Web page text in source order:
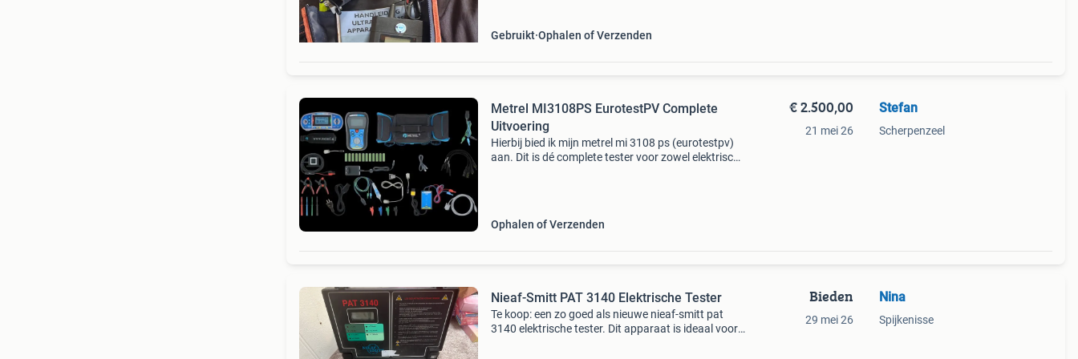
Gebruikt Ophalen of Verzenden
Metrel MI3108PS EurotestPV Complete
Uitvoering
Hierbij bied ik mijn metrel mi 3108 ps (eurotestpv)
aan. Dit is dé complete tester voor zowel elektrische
Ophalen of Verzenden
€ 2.500,00
21 mei 26
Stefan
Scherpenzeel
Nieaf-Smitt PAT 3140 Elektrische Tester
Te koop: een zo goed als nieuwe nieaf-smitt pat
3140 elektrische tester. Dit apparaat is ideaal voor
Bieden
29 mei 26
Nina
Spijkenisse